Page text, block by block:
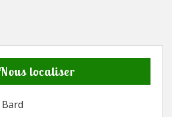
Nous localiser